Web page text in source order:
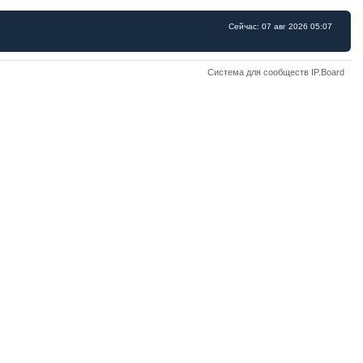
Сейчас: 07 авг 2026 05:07
Система для сообществ IP.Board